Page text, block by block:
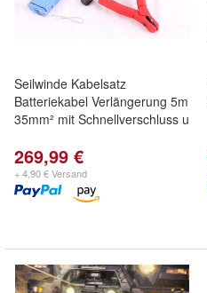
Seilwinde Kabelsatz
Batteriekabel Verlängerung 5m
35mm² mit Schnellverschluss u
269,99 €
+ 4,90 € Versand